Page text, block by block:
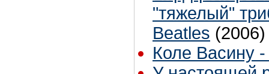
"тяжелый"
Beatles (2006)
Коле Васину